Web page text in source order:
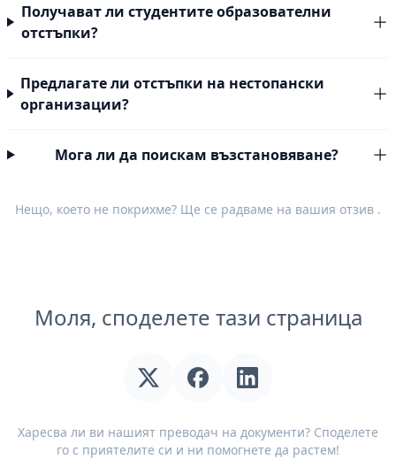
Получават ли студентите образователни
отстъпки?
Предлагате ли отстъпки на нестопански
организации?
Мога ли да поискам възстановяване?
Нещо, което не покрихме? Ще се радваме на вашия отзив .
Моля, споделете тази страница
Харесва ли ви нашият преводач на документи? Споделете
го с приятелите си и ни помогнете да растем!